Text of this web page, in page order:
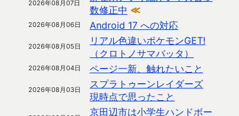
2026年08月07日
数修正中 ≪
2026年08月06日 Android 17 への対応
2026年08月05日
リアル色違いポケモンGET!
（クロトノサマバッタ）
2026年08月04日 ページ一新、触れたいこと
2026年08月03日
スプラトゥーンレイダーズ
現時点で思ったこと
京田辺市は小学生ハンドボー